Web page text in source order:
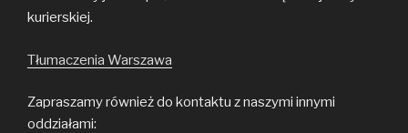
kurierskiej.
Tłumaczenia Warszawa
Zapraszamy również do kontaktu z naszymi innymi
oddziałami: